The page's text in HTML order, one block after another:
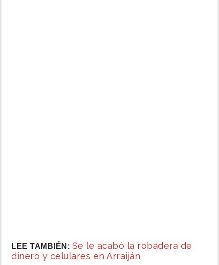
LEE TAMBIÉN: Se le acabó la robadera de
dinero y celulares en Arraiján